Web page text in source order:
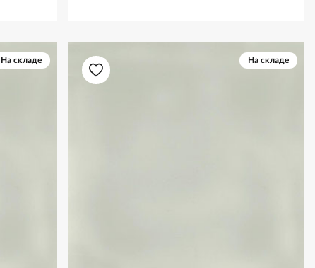
На складе На складе